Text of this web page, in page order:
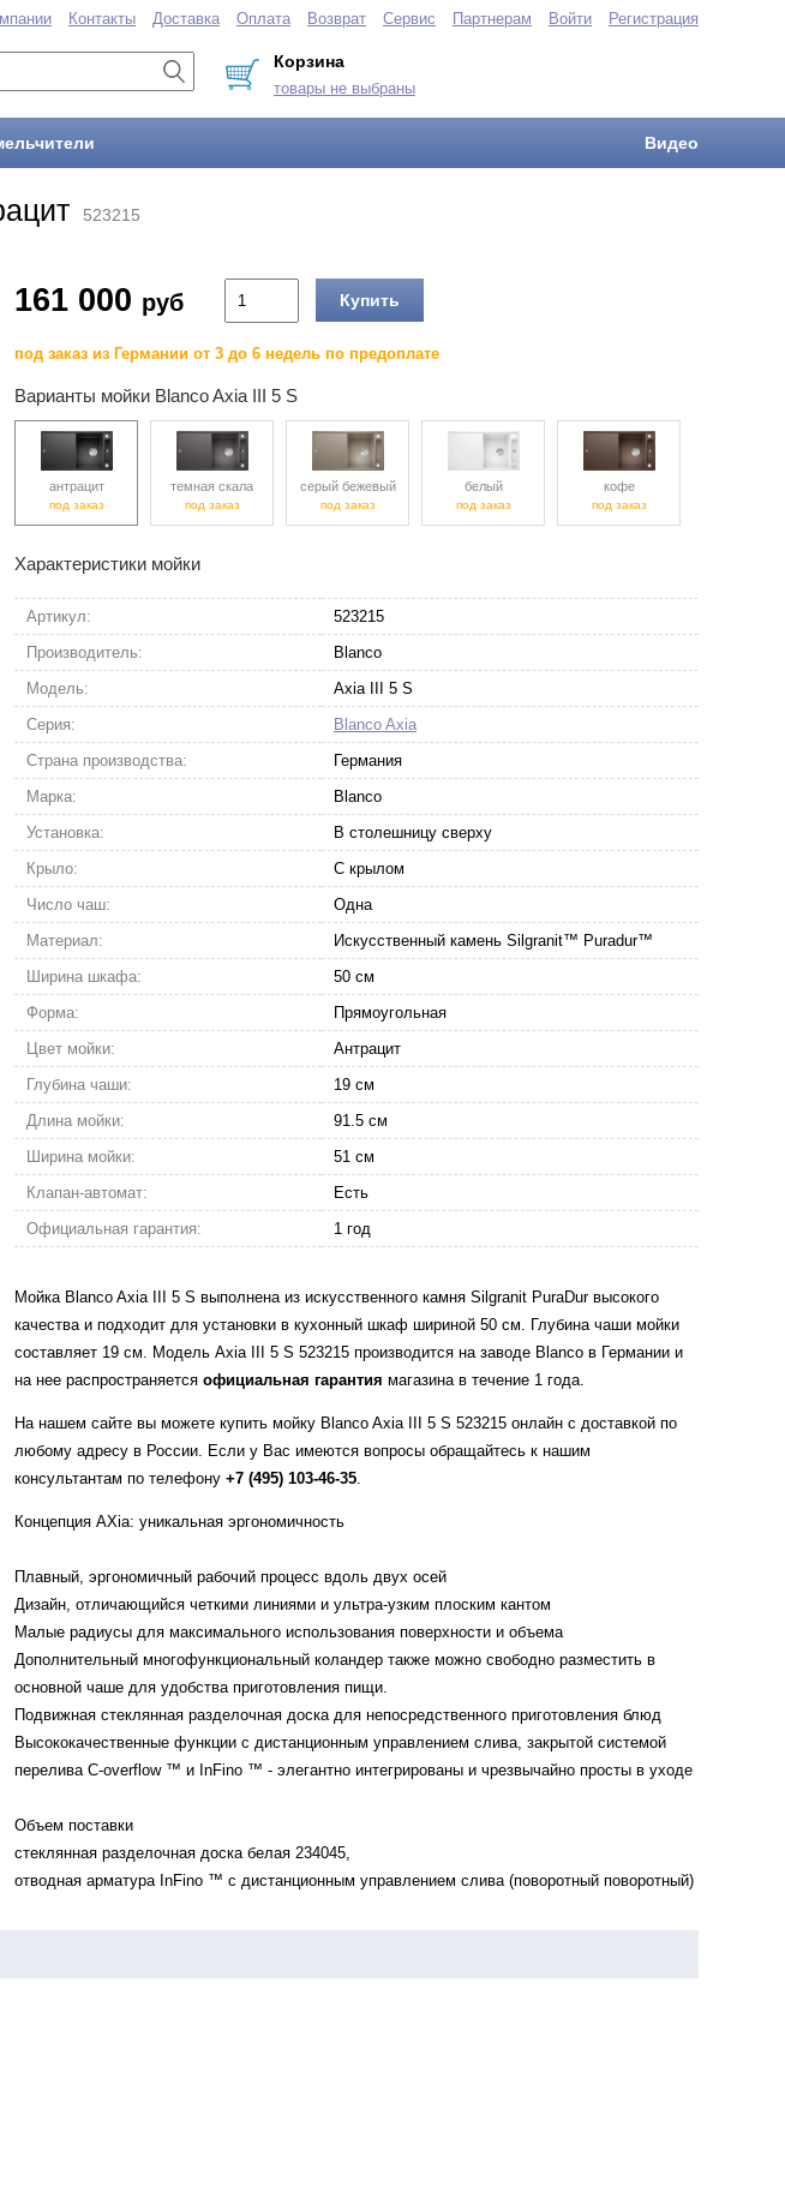
Корзина
товары не выбраны
Видео
Контакты Доставка Оплата Возврат Сервис Партнерам Войти Регистрация
523215
161 000 руб Купить
под заказ из Германии от 3 до 6 недель по предоплате
Варианты мойки Blanco Axia III 5 S
антрацит
под заказ
темная скала
под заказ
серый бежевый
под заказ
белый
под заказ
кофе
под заказ
Характеристики мойки
Артикул:
523215
Производитель:
Blanco
Модель:
Axia III 5 S
Серия:
Blanco Axia
Страна производства:
Германия
Марка:
Blanco
Установка:
В столешницу сверху
Крыло:
С крылом
Число чаш:
Одна
Материал:
Искусственный камень Silgranit™ Puradur™
Ширина шкафа:
50 см
Форма:
Прямоугольная
Цвет мойки:
Антрацит
Глубина чаши:
19 см
Длина мойки:
91.5 см
Ширина мойки:
51 см
Клапан-автомат:
Есть
Официальная гарантия:
1 год
Мойка Blanco Axia III 5 S выполнена из искусственного камня Silgranit PuraDur высокого
качества и подходит для установки в кухонный шкаф шириной 50 см. Глубина чаши мойки
составляет 19 см. Модель Axia III 5 S 523215 производится на заводе Blanco в Германии и
на нее распространяется официальная гарантия магазина в течение 1 года.
На нашем сайте вы можете купить мойку Blanco Axia III 5 S 523215 онлайн с доставкой по
любому адресу в России. Если у Вас имеются вопросы обращайтесь к нашим
консультантам по телефону +7 (495) 103-46-35
Концепция AXia: уникальная эргономичность
Плавный, эргономичный рабочий процесс вдоль двух осей
Дизайн, отличающийся четкими линиями и ультра-узким плоским кантом
Малые радиусы для максимального использования поверхности и объема
Дополнительный многофункциональный коландер также можно свободно разместить в
основной чаше для удобства приготовления пищи.
Подвижная стеклянная разделочная доска для непосредственного приготовления блюд
Высококачественные функции с дистанционным управлением слива, закрытой системой
перелива C-overflow ™ и InFino ™ - элегантно интегрированы и чрезвычайно просты в уходе
Объем поставки
стеклянная разделочная доска белая 234045,
отводная арматура InFino ™ с дистанционным управлением слива (поворотный поворотный)